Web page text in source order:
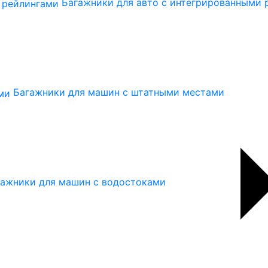
Багажники для авто с интегрированными
Багажники для машин с штатными местами
для машин с водостоками